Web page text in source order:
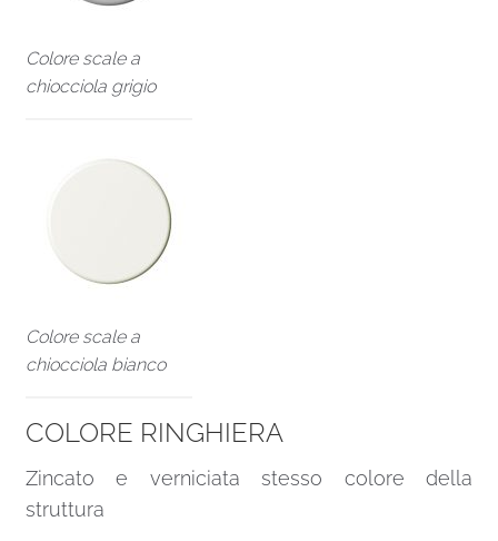
Colore scale a
chiocciola grigio
Colore scale a
chiocciola bianco
COLORE RINGHIERA
Zincato e verniciata stesso colore della
struttura